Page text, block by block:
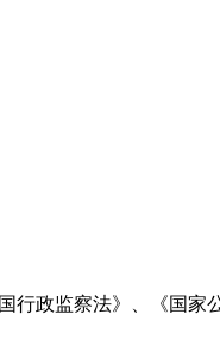
监察法》、《国家